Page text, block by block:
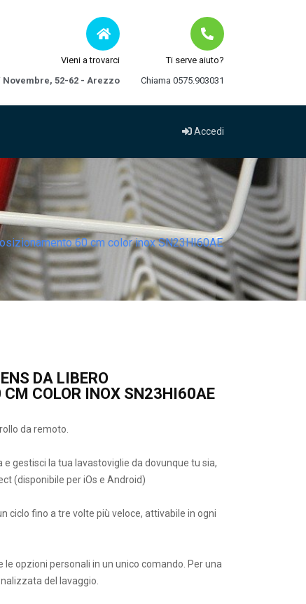
Vieni a trovarci
Novembre, 52-62 - Arezzo
Ti serve aiuto?
Chiama 0575.903031
Accedi
60 cm color inox SN23HI60AE
DA LIBERO
COLOR INOX SN23HI60AE
da remoto.
e gestisci la tua lavastoviglie da dovunque tu sia,
(disponibile per iOs e Android)
ciclo fino a tre volte più veloce, attivabile in ogni
opzioni personali in un unico comando. Per una
del lavaggio.